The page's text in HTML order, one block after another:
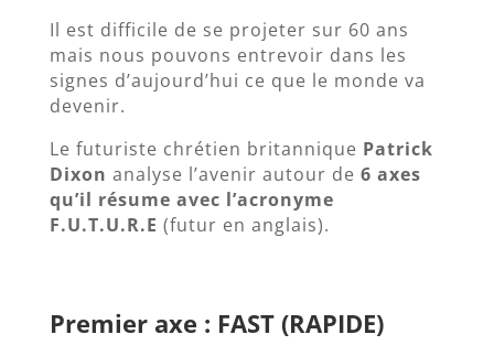
Il est difficile de se projeter sur 60 ans
mais nous pouvons entrevoir dans les
signes d’aujourd’hui ce que le monde va
devenir.
Le futuriste chrétien britannique Patrick
Dixon analyse l’avenir autour de 6 axes
qu’il résume avec l’acronyme
F.U.T.U.R.E (futur en anglais).
Premier axe : FAST (RAPIDE)